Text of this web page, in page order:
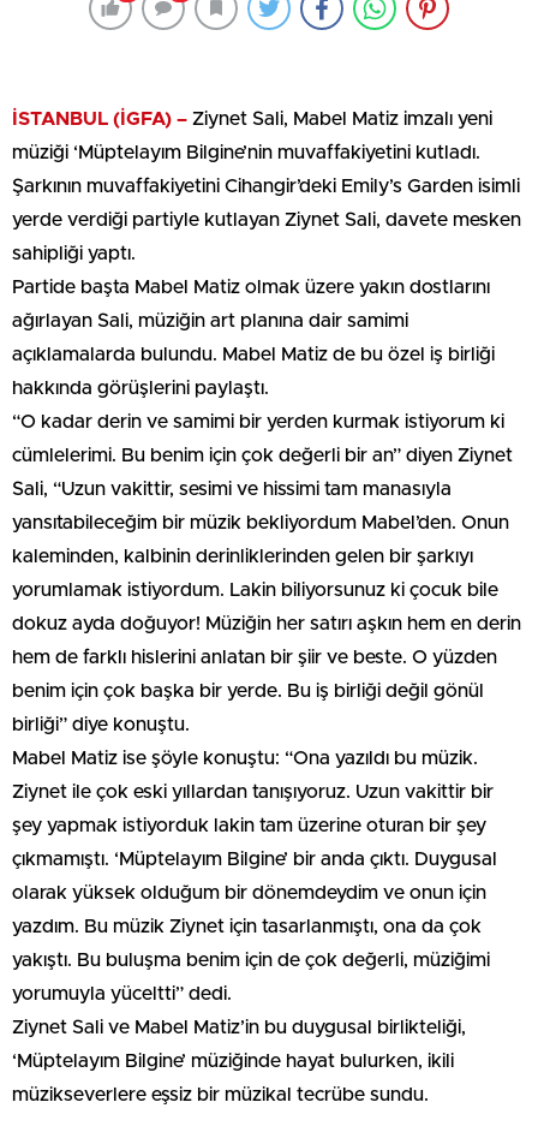
İSTANBUL (İGFA) – Ziynet Sali, Mabel Matiz imzalı yeni
müziği ‘Müptelayım Bilgine’nin muvaffakiyetini kutladı.
Şarkının muvaffakiyetini Cihangir’deki Emily’s Garden isimli
yerde verdiği partiyle kutlayan Ziynet Sali, davete mesken
sahipliği yaptı.
Partide başta Mabel Matiz olmak üzere yakın dostlarını
ağırlayan Sali, müziğin art planına dair samimi
açıklamalarda bulundu. Mabel Matiz de bu özel iş birliği
hakkında görüşlerini paylaştı.
“O kadar derin ve samimi bir yerden kurmak istiyorum ki
cümlelerimi. Bu benim için çok değerli bir an” diyen Ziynet
Sali, “Uzun vakittir, sesimi ve hissimi tam manasıyla
yansıtabileceğim bir müzik bekliyordum Mabel’den. Onun
kaleminden, kalbinin derinliklerinden gelen bir şarkıyı
yorumlamak istiyordum. Lakin biliyorsunuz ki çocuk bile
dokuz ayda doğuyor! Müziğin her satırı aşkın hem en derin
hem de farklı hislerini anlatan bir şiir ve beste. O yüzden
benim için çok başka bir yerde. Bu iş birliği değil gönül
birliği” diye konuştu.
Mabel Matiz ise şöyle konuştu: “Ona yazıldı bu müzik.
Ziynet ile çok eski yıllardan tanışıyoruz. Uzun vakittir bir
şey yapmak istiyorduk lakin tam üzerine oturan bir şey
çıkmamıştı. ‘Müptelayım Bilgine’ bir anda çıktı. Duygusal
olarak yüksek olduğum bir dönemdeydim ve onun için
yazdım. Bu müzik Ziynet için tasarlanmıştı, ona da çok
yakıştı. Bu buluşma benim için de çok değerli, müziğimi
yorumuyla yüceltti” dedi.
Ziynet Sali ve Mabel Matiz’in bu duygusal birlikteliği,
‘Müptelayım Bilgine’ müziğinde hayat bulurken, ikili
müzikseverlere eşsiz bir müzikal tecrübe sundu.